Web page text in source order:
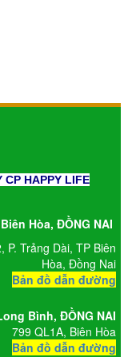
CP HAPPY LIFE
Hòa, ĐỒNG NAI
P. Trảng Dài, TP Biên
Hòa, Đồng Nai
Bản đồ dẫn đường
Bình,ĐỒNG NAI
799 QL1A, Biên Hòa
Bản đồ dẫn đường